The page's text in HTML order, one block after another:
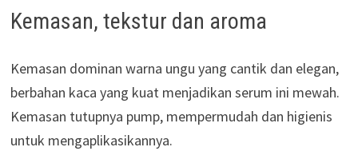
Kemasan, tekstur dan aroma
Kemasan dominan warna ungu yang cantik dan elegan,
berbahan kaca yang kuat menjadikan serum ini mewah.
Kemasan tutupnya pump, mempermudah dan higienis
untuk mengaplikasikannya.